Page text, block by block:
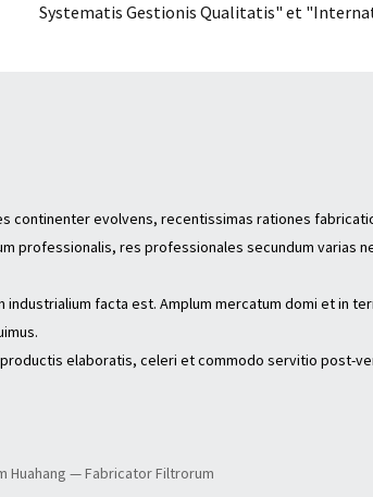
Systematis Gestionis Qualitatis" et
continenter evolvens, recentissimas rationes
professionalis, res professionales secundum varias
facta est. Amplum mercatum domi et in
elaboratis, celeri et commodo servitio post-